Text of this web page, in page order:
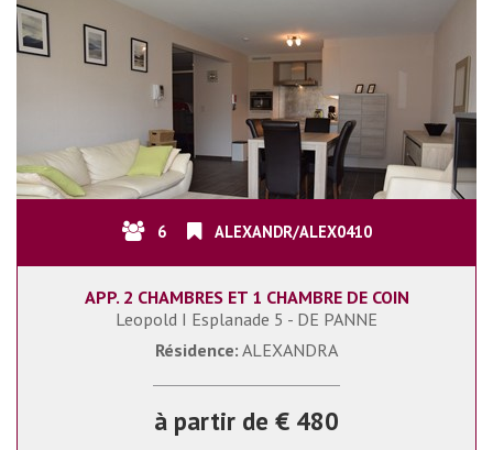
6 ALEXANDR/ALEX0410
APP. 2 CHAMBRES ET 1 CHAMBRE DE COIN
Leopold I Esplanade 5 - DE PANNE
Résidence: ALEXANDRA
à partir de € 480